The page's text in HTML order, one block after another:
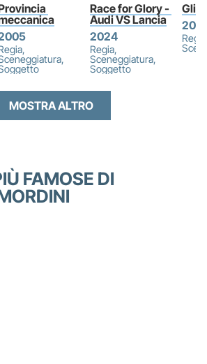
Race for Glory -
Audi VS Lancia
2024
Regia,
Sceneggiatura,
Soggetto
Gli
MOSTRA ALTRO
FAMOSE DI